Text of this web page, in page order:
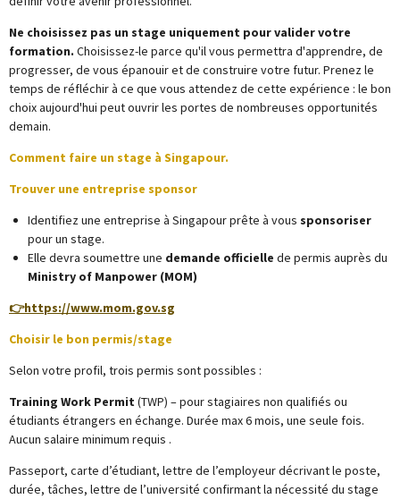
Ne choisissez pas un stage uniquement pour valider votre
formation. Choisissez-le parce qu'il vous permettra d'apprendre, de
progresser, de vous épanouir et de construire votre futur. Prenez le
temps de réfléchir à ce que vous attendez de cette expérience : le bon
choix aujourd'hui peut ouvrir les portes de nombreuses opportunités
demain.
Comment faire un stage à Singapour.
Trouver une entreprise sponsor
Identifiez une entreprise à Singapour prête à vous sponsoriser
pour un stage.
Elle devra soumettre une demande officielle de permis auprès du
Ministry of Manpower (MOM)
👉https://www.mom.gov.sg
Choisir le bon permis/stage
Selon votre profil, trois permis sont possibles :
Training Work Permit (TWP) – pour stagiaires non qualifiés ou
étudiants étrangers en échange. Durée max 6 mois, une seule fois.
Aucun salaire minimum requis .
Passeport, carte d’étudiant, lettre de l’employeur décrivant le poste,
durée, tâches, lettre de l’université confirmant la nécessité du stage